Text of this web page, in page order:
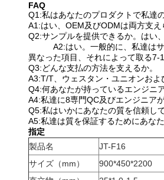
FAQ
Q1:私はあなたのプロダクトで私達
A1:はい、OEM及びODMは両方支え
Q2:サンプルを提供できるか。はい
A2:はい。一般的に、私達は
異なった項目、それによって取る7-
Q3:どんな支払の方法を支えるか。
A3:T/T、ウェスタン・ユニオンおよ
Q4:何あなたが持っているエンジニ
A4:私達に8専門QC及びエンジニアが
Q5:私はいかにあなたの質を信頼し
A5:私達は質を保証するためにあな
指定
製品名
JT-F16
サイズ（mm）
900*450*2200